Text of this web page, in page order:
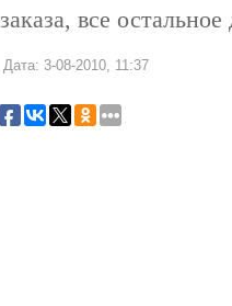
заказа, все
Дата: 3-08-2010, 11:37